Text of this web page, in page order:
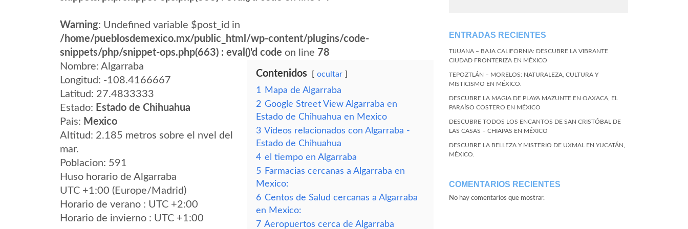
Warning: Undefined variable $post_id in
/home/pueblosdemexico.mx/public_html/wp-content/plugins/code-
snippets/php/snippet-ops.php(663) : eval()'d code on line 78
Nombre: Algarraba
Longitud: -108.4166667
Latitud: 27.4833333
Estado: Estado de Chihuahua
Pais: Mexico
Altitud: 2.185 metros sobre el nvel del
mar.
Poblacion: 591
Huso horario de Algarraba
UTC +1:00 (Europe/Madrid)
Horario de verano : UTC +2:00
Horario de invierno : UTC +1:00
Contenidos ocultar
1
Mapa de Algarraba
2 Google Street View Algarraba en
Estado de Chihuahua en Mexico
3 Vídeos relacionados con Algarraba -
Estado de Chihuahua
4 el tiempo en Algarraba
5 Farmacias cercanas a Algarraba en
Mexico:
6 Centos de Salud cercanas a Algarraba
en Mexico:
7 Aeropuertos cerca de Algarraba
ENTRADAS RECIENTES
TIJUANA – BAJA CALIFORNIA: DESCUBRE LA VIBRANTE
CIUDAD FRONTERIZA EN MÉXICO
TEPOZTLÁN – MORELOS: NATURALEZA, CULTURA Y
MISTICISMO EN MÉXICO.
DESCUBRE LA MAGIA DE PLAYA MAZUNTE EN OAXACA, EL
PARAÍSO COSTERO EN MÉXICO
DESCUBRE TODOS LOS ENCANTOS DE SAN CRISTÓBAL DE
LAS CASAS – CHIAPAS EN MÉXICO
DESCUBRE LA BELLEZA Y MISTERIO DE UXMAL EN YUCATÁN,
MÉXICO.
COMENTARIOS RECIENTES
No hay comentarios que mostrar.